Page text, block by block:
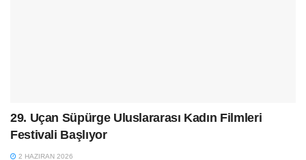
29. Uçan Süpürge Uluslararası Kadın Filmleri
Festivali Başlıyor
2 HAZIRAN 2026